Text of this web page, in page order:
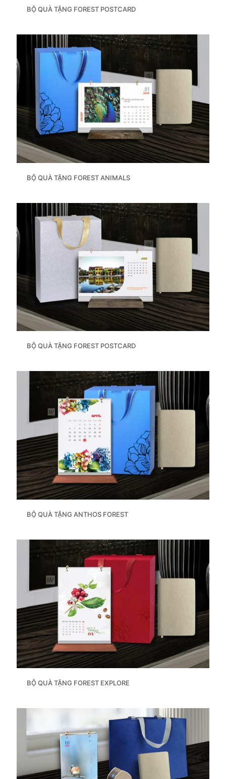
BỘ QUÀ TẶNG FOREST POSTCARD
BỘ QUÀ TẶNG FOREST ANIMALS
BỘ QUÀ TẶNG FOREST POSTCARD
BỘ QUÀ TẶNG ANTHOS FOREST
BỘ QUÀ TẶNG FOREST EXPLORE